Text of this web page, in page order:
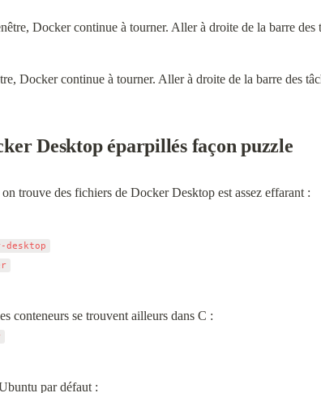
Docker continue à tourner. Aller à droite de la barre des
Desktop éparpillés façon puzzle
trouve des fichiers de Docker Desktop est assez effarant :